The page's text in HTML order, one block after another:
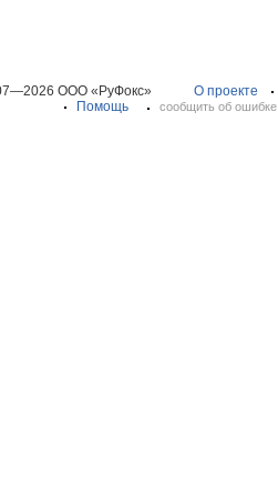
ООО «РуФокс» О проекте
Помощь
сообщить об ошибке